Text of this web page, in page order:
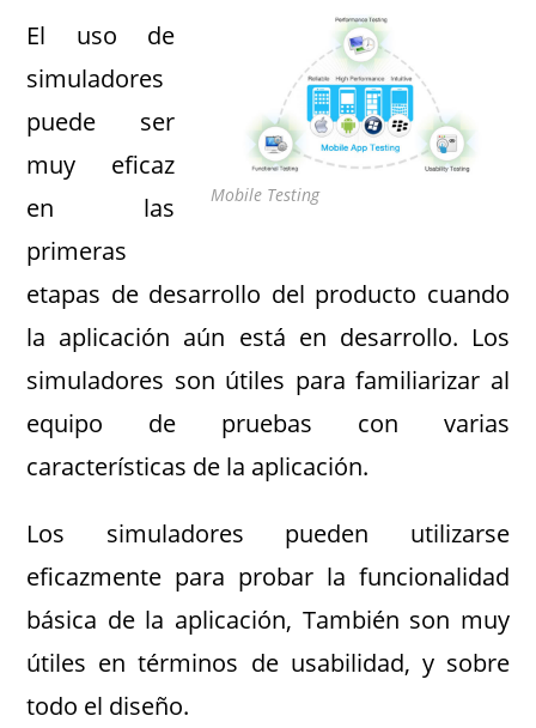
Mobile Testing
El uso de
simuladores
puede ser
muy eficaz
en las
primeras
etapas de desarrollo del producto cuando
la aplicación aún está en desarrollo. Los
simuladores son útiles para familiarizar al
equipo de pruebas con varias
características de la aplicación.
Los simuladores pueden utilizarse
eficazmente para probar la funcionalidad
básica de la aplicación, También son muy
útiles en términos de usabilidad, y sobre
todo el diseño.